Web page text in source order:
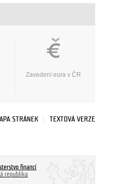
Zavedení eura v ČR
STRÁNEK TEXTOVÁ VERZE
financí
republika